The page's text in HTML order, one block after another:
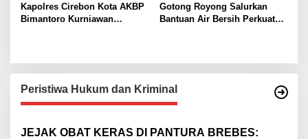
Kapolres Cirebon Kota AKBP
Bimantoro Kurniawan
Gotong Royong Salurkan
Bantuan Air Bersih Perkuat
Peristiwa Hukum dan Kriminal
JEJAK OBAT KERAS DI PANTURA BREBES: